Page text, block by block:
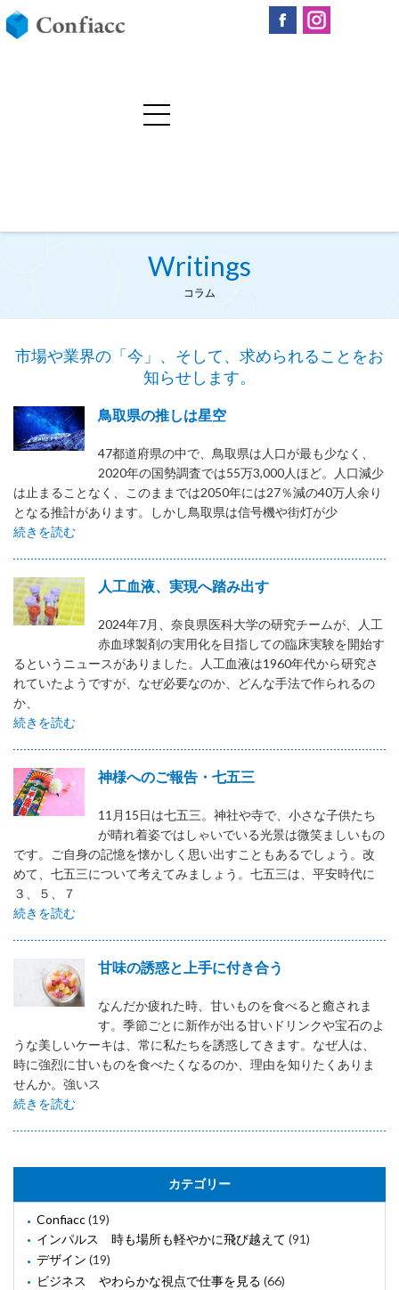
Writings
コラム
市場や業界の「今」、そして、求められることをお
知らせします。
鳥取県の推しは星空
47都道府県の中で、鳥取県は人口が最も少なく、
2020年の国勢調査では55万3,000人ほど。人口減少
は止まることなく、このままでは2050年には27％減の40万人余り
となる推計があります。しかし鳥取県は信号機や街灯が少
続きを読む
人工血液、実現へ踏み出す
2024年7月、奈良県医科大学の研究チームが、人工
赤血球製剤の実用化を目指しての臨床実験を開始す
るというニュースがありました。人工血液は1960年代から研究さ
れていたようですが、なぜ必要なのか、どんな手法で作られるの
か、
続きを読む
神様へのご報告・七五三
11月15日は七五三。神社や寺で、小さな子供たち
が晴れ着姿ではしゃいでいる光景は微笑ましいもの
です。ご自身の記憶を懐かしく思い出すこともあるでしょう。改
めて、七五三について考えてみましょう。七五三は、平安時代に
３、５、７
続きを読む
甘味の誘惑と上手に付き合う
なんだか疲れた時、甘いものを食べると癒されま
す。季節ごとに新作が出る甘いドリンクや宝石のよ
うな美しいケーキは、常に私たちを誘惑してきます。なぜ人は、
時に強烈に甘いものを食べたくなるのか、理由を知りたくありま
せんか。強いス
続きを読む
カテゴリー
Confiacc(19)
インパルス 時も場所も軽やかに飛び越えて (91)
デザイン (19)
ビジネス やわらかな視点で仕事を見る (66)